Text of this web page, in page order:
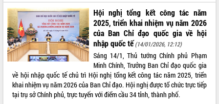
quan trọng
Bí thư Tỉnh ủy Lương Nguyễn Minh
Triết thăm, tặng quà người có công với
cách mạng
Rà soát, hoàn thiện hệ thống thiết chế
văn hóa, thể thao đáp ứng yêu cầu
Thường trực HĐND tỉnh Đắk Lắk gặp
mặt Đoàn chuyên gia y tế TP. Hồ Chí
Minh
LIÊN KẾT WEB
THỐNG KÊ TRUY CẬP
Hôm nay: 26509
Hội nghị tổng kết công tác năm
2025, triển khai nhiệm vụ năm 2026
của Ban Chỉ đạo quốc gia về hội
nhập quốc tế (14/01/2026, 12:12)
Sáng 14/1, Thủ tướng Chính phủ Phạm
Minh Chính, Trưởng Ban Chỉ đạo quốc gia
về hội nhập quốc tế chủ trì Hội nghị tổng kết công tác năm 2025, triển
khai nhiệm vụ năm 2026 của Ban Chỉ đạo. Hội nghị được tổ chức trực tiếp
tại trụ sở Chính phủ, trực tuyến với điểm cầu 34 tỉnh, thành phố.